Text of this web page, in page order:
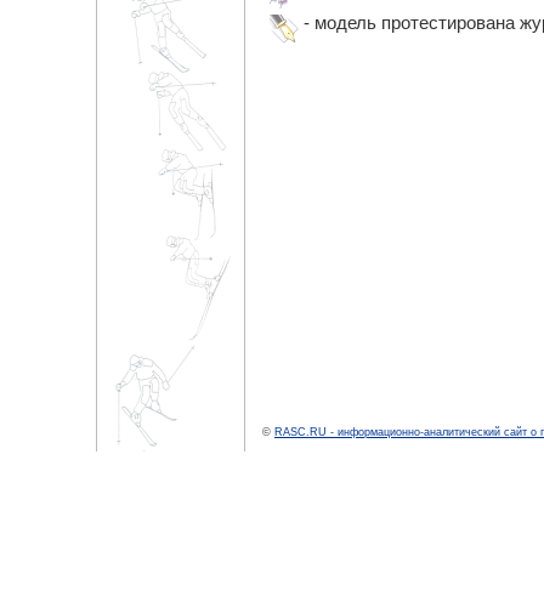
- модель протестирована
© RASC.RU - информационно-аналитический сайт о